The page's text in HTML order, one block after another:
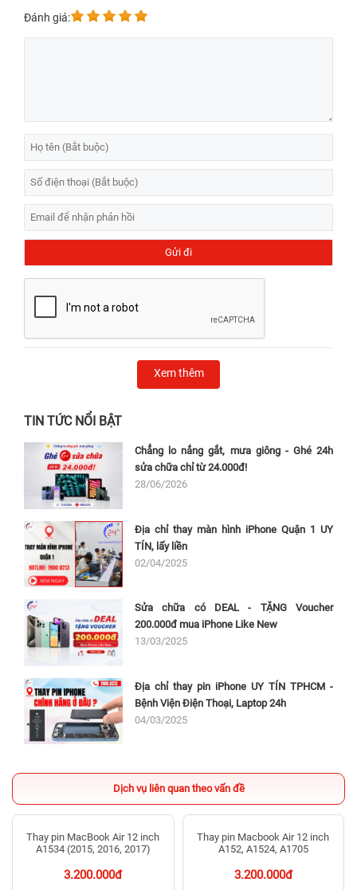
Đánh giá:
Xem thêm
TIN TỨC NỔI BẬT
Chẳng lo nắng gắt, mưa giông - Ghé 24h
sửa chữa chỉ từ 24.000đ!
28/06/2026
Địa chỉ thay màn hình iPhone Quận 1 UY
TÍN, lấy liền
02/04/2025
Sửa chữa có DEAL - TẶNG Voucher
200.000đ mua iPhone Like New
13/03/2025
Địa chỉ thay pin iPhone UY TÍN TPHCM -
Bệnh Viện Điện Thoại, Laptop 24h
04/03/2025
Dịch vụ liên quan theo vấn đề
Thay pin MacBook Air 12 inch
A1534 (2015, 2016, 2017)
3.200.000đ
Thay pin Macbook Air 12 inch
A152, A1524, A1705
3.200.000đ